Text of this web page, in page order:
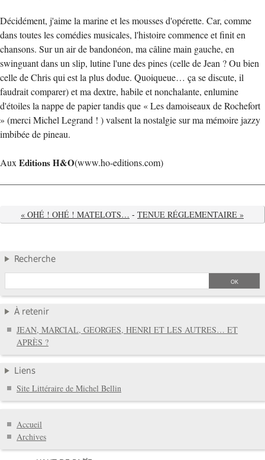
Décidément, j'aime la marine et les mousses d'opérette. Car, comme
dans toutes les comédies musicales, l'histoire commence et finit en
chansons. Sur un air de bandonéon, ma câline main gauche, en
swinguant dans un slip, lutine l'une des pines (celle de Jean ? Ou bien
celle de Chris qui est la plus dodue. Quoiqueue… ça se discute, il
faudrait comparer) et ma dextre, habile et nonchalante, enlumine
d'étoiles la nappe de papier tandis que « Les damoiseaux de Rochefort
» (merci Michel Legrand ! ) valsent la nostalgie sur ma mémoire jazzy
imbibée de pineau.
AuxEditions H&O(www.ho-editions.com)
« OHÉ ! OHÉ ! MATELOTS… - TENUE RÉGLEMENTAIRE »
Recherche
À retenir
JEAN, MARCIAL, GEORGES, HENRI ET LES AUTRES… ET
APRÈS ?
Liens
Site Littéraire de Michel Bellin
Accueil
Archives